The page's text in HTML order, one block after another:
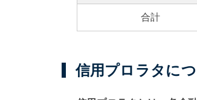
合計
信用プロラタに